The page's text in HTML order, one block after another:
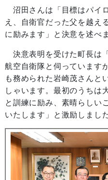
沼田さんは「目標はパイ
え、自衛官だった父を越え
に励みます」と決意を述べ
決意表明を受けた町長は
航空自衛隊と伺っています
も務められた岩崎茂さんと
しゃいます。最初のうちは
と訓練に励み、素晴らしい
いたします」と激励しました